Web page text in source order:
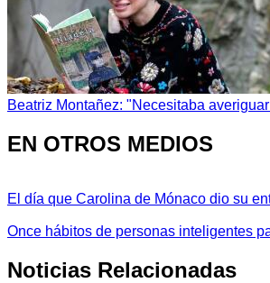
Beatriz Montañez: "Necesitaba
EN OTROS MEDIOS
El día que Carolina de Mónaco dio su
Once hábitos de personas inteligentes
Noticias Relacionadas